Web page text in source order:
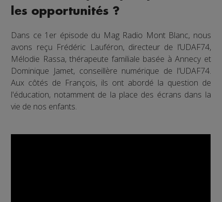
les opportunités ?
Dans ce 1er épisode du Mag Radio Mont Blanc, nous
avons reçu Frédéric Lauféron, directeur de l’UDAF74,
Mélodie Rassa, thérapeute familiale basée à Annecy et
Dominique Jamet, conseillère numérique de l'UDAF74.
Aux côtés de François, ils ont abordé la question de
l'éducation, notamment de la place des écrans dans la
vie de nos enfants.